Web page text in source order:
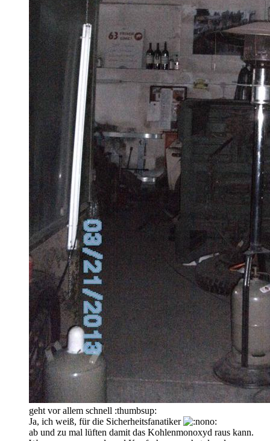
geht vor allem schnell :thumbsup:
Ja, ich weiß, für die Sicherheitsfanatiker
ab und zu mal lüften damit das Kohlenmonoxyd raus kann.